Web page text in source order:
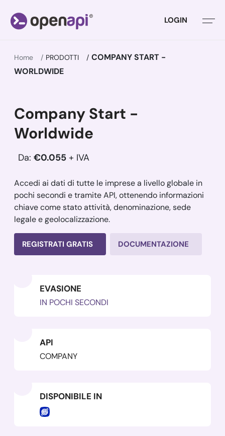
LOGIN
Home PRODOTTI
COMPANY START -
WORLDWIDE
Company Start -
Worldwide
Da: €0.055 + IVA
Accedi ai dati di tutte le imprese a livello globale in
pochi secondi e tramite API, ottenendo informazioni
chiave come stato attività, denominazione, sede
legale e geolocalizzazione.
REGISTRATI GRATIS DOCUMENTAZIONE
EVASIONE
IN POCHI SECONDI
API
COMPANY
DISPONIBILE IN